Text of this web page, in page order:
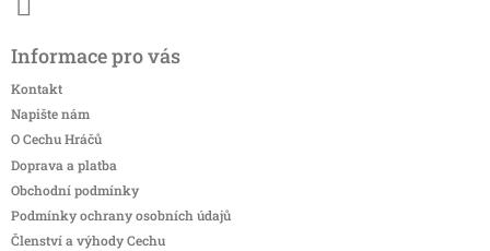
Informace pro vás
Kontakt
Napište nám
O Cechu Hráčů
Doprava a platba
Obchodní podmínky
Podmínky ochrany osobních údajů
Členství a výhody Cechu